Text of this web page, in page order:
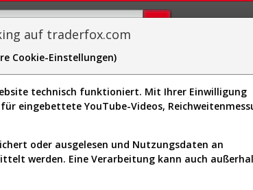
Easy-Scan Visualizations
& Analyse (900964 |
auf traderfox.com
Cookie-Einstellungen)
technisch funktioniert. Mit Ihrer Einwilligung
eingebettete YouTube-Videos,
oder ausgelesen und Nutzungsdaten an
werden. Eine Verarbeitung kann auch